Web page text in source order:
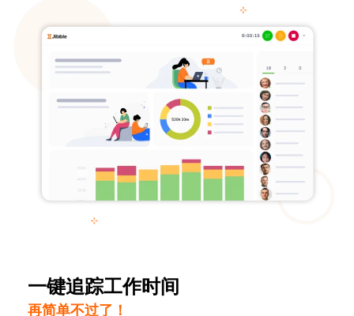
一键追踪工作时间
再简单不过了！